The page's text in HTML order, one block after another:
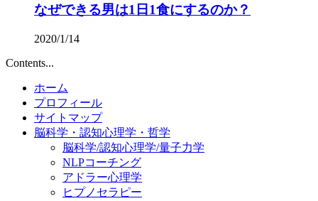
なぜできる男は1日1食にするのか？
2020/1/14
Contents...
ホーム
プロフィール
サイトマップ
脳科学・認知心理学・哲学
脳科学/認知心理学/量子力学
NLPコーチング
アドラー心理学
ヒプノセラピー